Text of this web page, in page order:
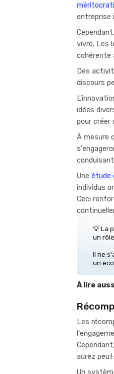
entreprise
vivre. Les
cohérente
Des
discours
idées
pour créer
À mesure
‍Une étude
individus
Ceci
💡 La
un
Il ne
un
À lire
Les
aurez
Un